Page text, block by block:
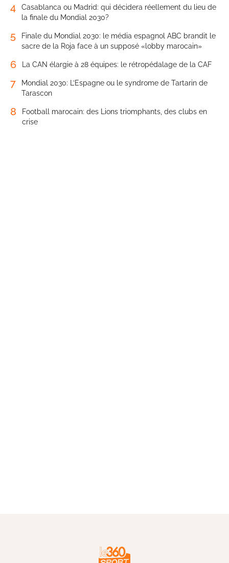
4
Casablanca ou Madrid: qui décidera réellement du lieu de
la finale du Mondial 2030?
5
Finale du Mondial 2030: le média espagnol ABC brandit le
sacre de la Roja face à un supposé «lobby marocain»
6 La CAN élargie à 28 équipes: le rétropédalage de la CAF
7
Mondial 2030: L’Espagne ou le syndrome de Tartarin de
Tarascon
8
Football marocain: des Lions triomphants, des clubs en
crise